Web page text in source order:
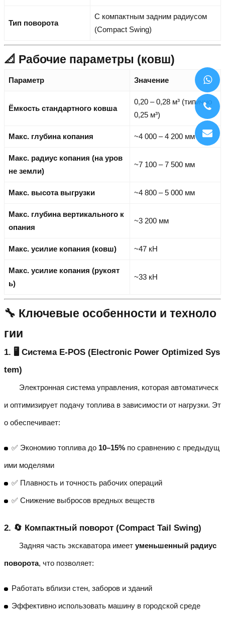
Тип поворота
С компактным задним радиусом
(Compact Swing)
📐 Рабочие параметры (ковш)
Параметр Значение
Ёмкость стандартного ковша
0,20 – 0,28 м³ (типично
0,25 м³)
Макс. глубина копания ~4 000 – 4 200 мм
Макс. радиус копания (на уров
не земли)
~7 100 – 7 500 мм
Макс. высота выгрузки ~4 800 – 5 000 мм
Макс. глубина вертикального к
опания
~3 200 мм
Макс. усилие копания (ковш) ~47 кН
Макс. усилие копания (рукоят
ь)
~33 кН
🔧 Ключевые особенности и техноло
гии
1. 🖥️ Система E-POS (Electronic Power Optimized Sys
tem)
Электронная система управления, которая автоматическ
и оптимизирует подачу топлива в зависимости от нагрузки. Эт
о обеспечивает:
✅ Экономию топлива до 10–15% по сравнению с предыдущ
ими моделями
✅ Плавность и точность рабочих операций
✅ Снижение выбросов вредных веществ
2. 🔄 Компактный поворот (Compact Tail Swing)
Задняя часть экскаватора имеет уменьшенный радиус
поворота, что позволяет:
Работать вблизи стен, заборов и зданий
Эффективно использовать машину в городской среде